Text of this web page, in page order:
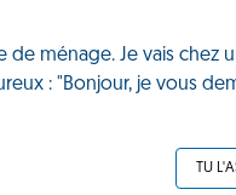
ménage. Je vais chez
: "Bonjour, je vous
TU